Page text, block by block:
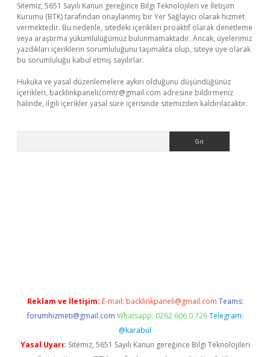
Sitemiz, 5651 Sayılı Kanun gereğince Bilgi Teknolojileri ve İletişim
Kurumu (BTK) tarafından onaylanmış bir Yer Sağlayıcı olarak hizmet
vermektedir. Bu nedenle, sitedeki içerikleri proaktif olarak denetleme
veya araştırma yükümlülüğümüz bulunmamaktadır. Ancak, üyelerimiz
yazdıkları içeriklerin sorumluluğunu taşımakta olup, siteye üye olarak
bu sorumluluğu kabul etmiş sayılırlar.
Hukuka ve yasal düzenlemelere aykırı olduğunu düşündüğünüz
içerikleri, backlinkpanelicomtr@gmail.com adresine bildirmeniz
halinde, ilgili içerikler yasal süre içerisinde sitemizden kaldırılacaktır.
Reklam ve İletişim: E-mail: backlinkpaneli@gmail.com Teams:
forumhizmeti@gmail.com Whatsapp: 0262 606 0 726 Telegram:
@karabul
Yasal Uyarı: Sitemiz, 5651 Sayılı Kanun gereğince Bilgi Teknolojileri